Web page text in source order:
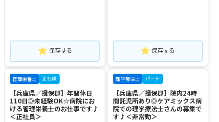
保存する 保存する
管理栄養士 正社員
【兵庫県／揖保郡】年間休日
110日◎未経験OK☆病院にお
ける管理栄養士のお仕事です♪
＜正社員＞
理学療法士 パート
【兵庫県／揖保郡】院内24時
間託児所あり◎ケアミックス病
院での理学療法士さんの募集で
す♪＜非常勤＞